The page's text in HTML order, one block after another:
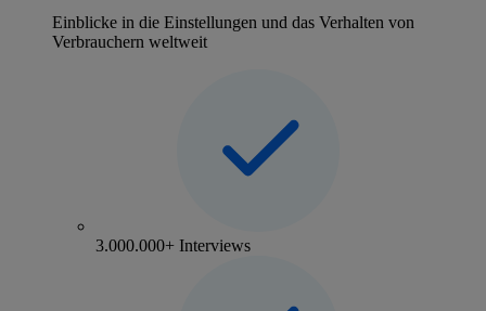
Einblicke in die Einstellungen und das Verhalten von
Verbrauchern weltweit
3.000.000+ Interviews